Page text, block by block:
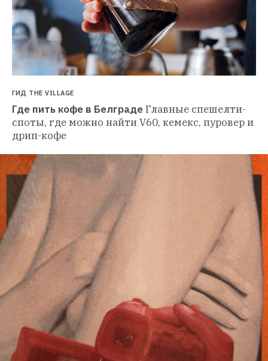
ГИД THE VILLAGE
Где пить кофе в БелградеГлавные спешелти-
споты, где можно найти V60, кемекс, пуровер и
дрип-кофе